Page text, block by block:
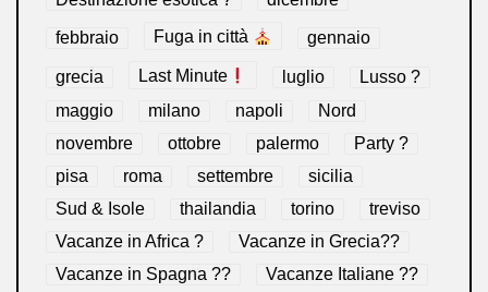
febbraio Fuga in città gennaio
grecia Last Minute luglio
Lusso ?
maggio
milano napoli
Nord
novembre
ottobre palermo
Party ?
pisa
roma settembre
sicilia
Sud & Isole
thailandia torino
treviso
Vacanze in Africa ?
Vacanze in Grecia??
Vacanze in Spagna ??
Vacanze Italiane ??